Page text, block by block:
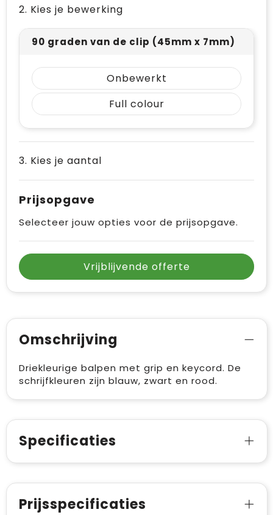
Vrije tijd en Strand
Waterflesjes
Winterse inspiratie
Themapakketten
Draagtassen
Golftassen
Trolleys
Goodiebags
2. Kies je bewerking
90 graden van de clip (45mm x 7mm)
Onbewerkt
Full colour
3. Kies je aantal
Prijsopgave
Selecteer jouw opties voor de prijsopgave.
Vrijblijvende offerte
Omschrijving
Driekleurige balpen met grip en keycord. De
schrijfkleuren zijn blauw, zwart en rood.
Specificaties
Prijsspecificaties